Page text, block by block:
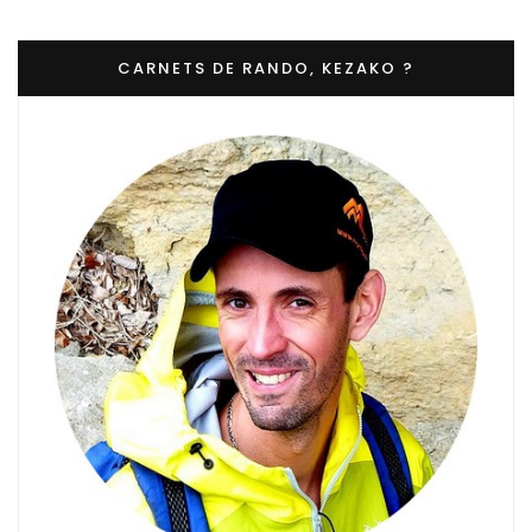
CARNETS DE RANDO, KEZAKO ?